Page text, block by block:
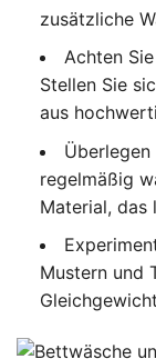
zusätzliche
Achten
Stellen Sie
aus
regelmäßig
Material, das
Mustern und